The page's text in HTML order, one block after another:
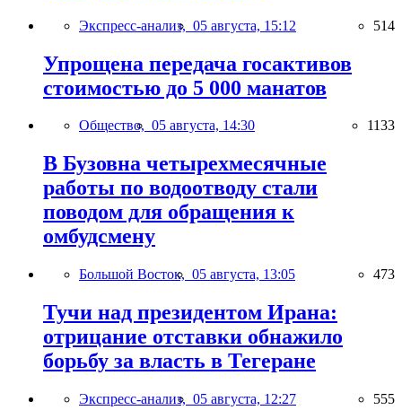
Экспресс-анализ, 05 августа, 15:12 514
Упрощена передача госактивов
стоимостью до 5 000 манатов
Общество, 05 августа, 14:30 1133
В Бузовна четырехмесячные
работы по водоотводу стали
поводом для обращения к
омбудсмену
Большой Восток, 05 августа, 13:05 473
Тучи над президентом Ирана:
отрицание отставки обнажило
борьбу за власть в Тегеране
Экспресс-анализ, 05 августа, 12:27 555